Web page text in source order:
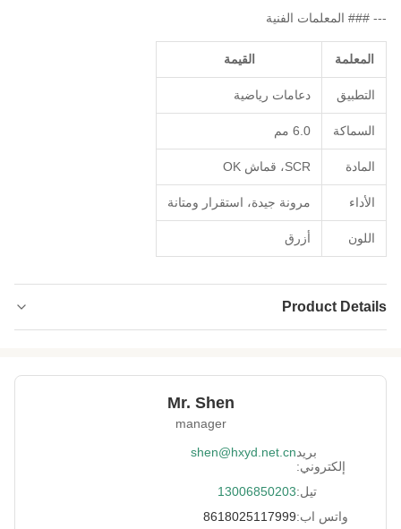
--- ### المعلمات الفنية
المعلمة القيمة
التطبيق دعامات رياضية
السماكة 6.0 مم
المادة SCR، قماش OK
الأداء مرونة جيدة، استقرار ومتانة
اللون أزرق
Product Details
,
6mm SCR Thick Neoprene Fabric
Mr. Shen
manager
بريد
إلكتروني:
shen@hxyd.net.cn
تيل:13006850203
واتس اب:8618025117999